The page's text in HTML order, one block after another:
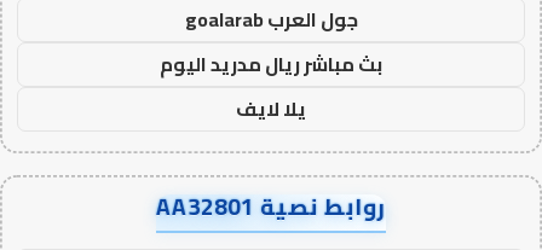
جول العرب goalarab
بث مباشر ريال مدريد اليوم
يلا لايف
روابط نصية AA32801